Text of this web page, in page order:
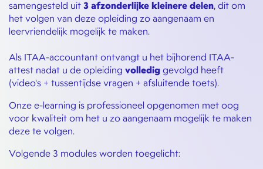
samengesteld uit 3 afzonderlijke kleinere delen, dit om
het volgen van deze opleiding zo aangenaam en
leervriendelijk mogelijk te maken.
Als ITAA-accountant ontvangt u het bijhorend ITAA-
attest nadat u de opleiding volledig gevolgd heeft
(video's + tussentijdse vragen + afsluitende toets).
Onze e-learning is professioneel opgenomen met oog
voor kwaliteit om het u zo aangenaam mogelijk te maken
deze te volgen.
Volgende 3 modules worden toegelicht: